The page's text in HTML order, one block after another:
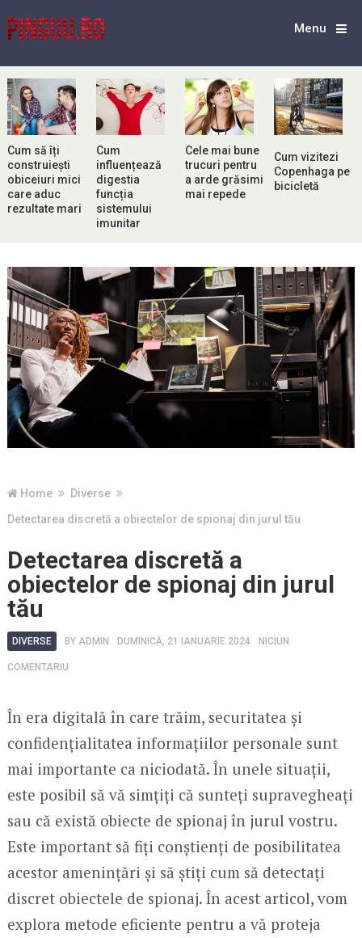
Menu
Cum să îți
construiești
obiceiuri mici
care aduc
rezultate mari
Cum
influențează
digestia
funcția
sistemului
imunitar
Cele mai bune
trucuri pentru
a arde grăsimi
mai repede
Cum vizitezi
Copenhaga pe
bicicletă
Home
Diverse
Detectarea discretă a obiectelor de spionaj din jurul tău
Detectarea discretă a
obiectelor de spionaj din jurul
tău
DIVERSE BY ADMIN DUMINICĂ, 21 IANUARIE 2024 NICIUN
COMENTARIU
În era digitală în care trăim, securitatea și
confidențialitatea informațiilor personale sunt
mai importante ca niciodată. În unele situații,
este posibil să vă simțiți că sunteți supravegheați
sau că există obiecte de spionaj în jurul vostru.
Este important să fiți conștienți de posibilitatea
acestor amenințări și să știți cum să detectați
discret obiectele de spionaj. În acest articol, vom
explora metode eficiente pentru a vă proteja